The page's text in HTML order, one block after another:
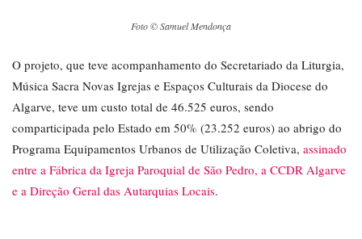
Foto © Samuel Mendonça
O projeto, que teve acompanhamento do Secretariado da Liturgia,
Música Sacra Novas Igrejas e Espaços Culturais da Diocese do
Algarve, teve um custo total de 46.525 euros, sendo
comparticipada pelo Estado em 50% (23.252 euros) ao abrigo do
Programa Equipamentos Urbanos de Utilização Coletiva, assinado
entre a Fábrica da Igreja Paroquial de São Pedro, a CCDR Algarve
e a Direção Geral das Autarquias Locais.